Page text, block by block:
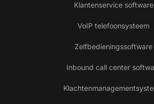
Klantenservice software
VoIP telefoonsysteem
Zelfbedieningssoftware
Inbound call center